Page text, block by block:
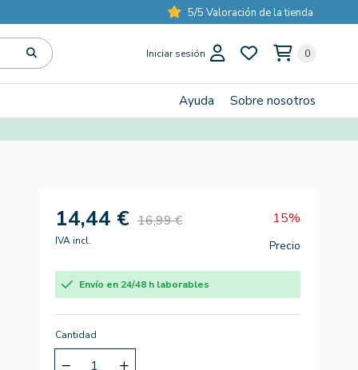
5/5 Valoración de la tienda
Iniciar sesión 0
Ayuda Sobre nosotros
14,44 € 16,99 € 15%
IVA incl. Precio
Envío en 24/48 h laborables
Cantidad